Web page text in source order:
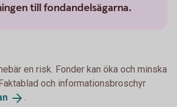
till fondandelsägarna.
en risk. Fonder kan öka och minska
och informationsbroschyr
.